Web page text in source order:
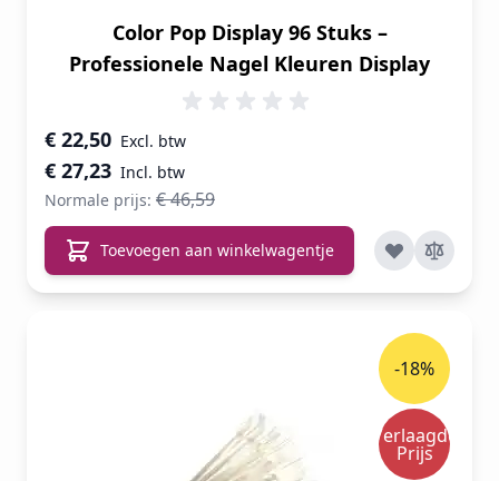
Color Pop Display 96 Stuks –
Professionele Nagel Kleuren Display
Speciale prijs
€ 27,23
€ 22,50
Normale prijs: € 46,59
Toevoegen aan winkelwagentje
-18%
Verlaagde
Prijs